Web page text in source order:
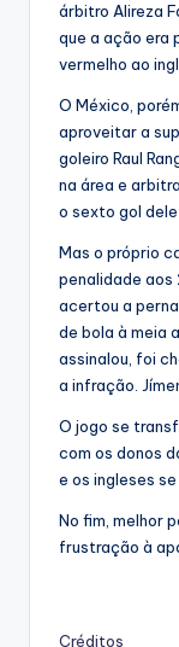
árbitro Alireza
que a ação era
vermelho ao
O México,
aproveitar a
goleiro Raul
na área e
o sexto gol
Mas o próprio
penalidade aos
acertou a
de bola à meia
assinalou, foi
a infração.
O jogo se
com os donos
e os ingleses
No fim, melhor
frustração à
Créditos